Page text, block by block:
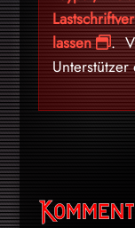
lassen
.